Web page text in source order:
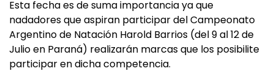
Esta fecha es de suma importancia ya que
nadadores que aspiran participar del Campeonato
Argentino de Natación Harold Barrios (del 9 al 12 de
Julio en Paraná) realizarán marcas que los posibilite
participar en dicha competencia.